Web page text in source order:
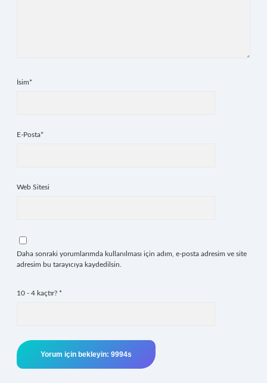
İsim*
E-Posta*
Web Sitesi
Daha sonraki yorumlarımda kullanılması için adım, e-posta adresim ve site
adresim bu tarayıcıya kaydedilsin.
10 - 4 kaçtır? *